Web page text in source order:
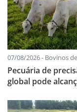
07/08/2026 - Bovinos
Pecuária de
global pode